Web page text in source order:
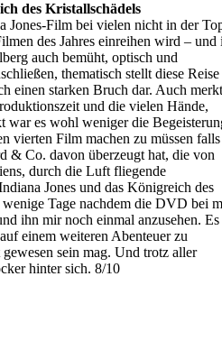
des Kristallschädels
Jones-Film bei vielen nicht in der
des Jahres einreihen wird – und
auch bemüht, optisch und
thematisch stellt diese Reise
einen starken Bruch dar. Auch merkt
und die vielen Hände,
war es wohl weniger die
vierten Film machen zu müssen falls
& Co. davon überzeugt hat, die von
durch die Luft fliegende
Jones und das Königreich des
Tage nachdem die DVD bei
ihn mir noch einmal anzusehen. Es
einem weiteren Abenteuer zu
sein mag. Und trotz aller
hinter sich. 8/10